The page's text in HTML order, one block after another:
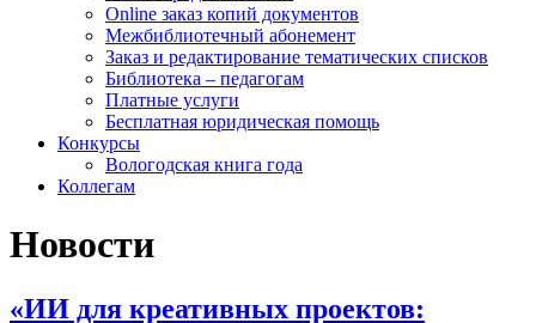
Online заказ копий документов
Межбиблиотечный абонемент
Заказ и редактирование тематических списков
Библиотека – педагогам
Платные услуги
Бесплатная юридическая помощь
Конкурсы
Вологодская книга года
Коллегам
Новости
«ИИ для креативных проектов: